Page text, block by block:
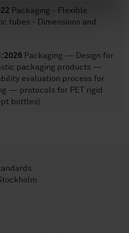
Packaging - Flexible
tubes - Dimensions and
Packaging — Design for
packaging products —
evaluation process for
— protocols for PET rigid
bottles)